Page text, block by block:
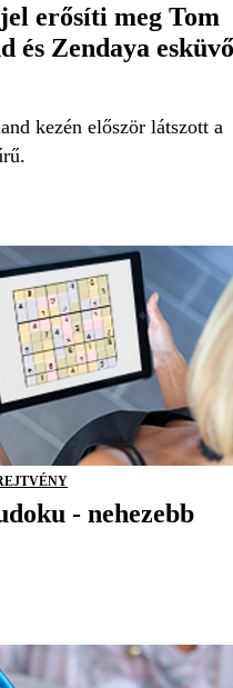
erősíti meg Tom
és Zendaya
kezén először látszott a
- nehezebb